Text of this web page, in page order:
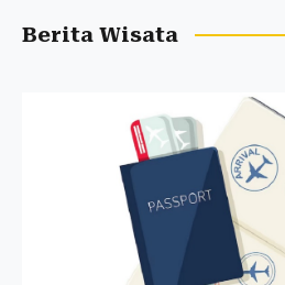
Berita Wisata